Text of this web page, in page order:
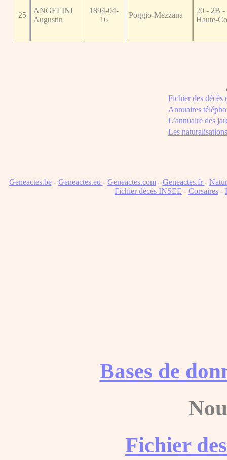
25
ANGELINI
Augustin
1894-04-
16
Poggio-Mezzana
20 - 2B -
Haute-
Fichier des décès
Annuaires
L’annuaire des
Les
Geneactes.be- Geneactes.eu - Geneactes.com- Geneactes.fr -
Fichier décès INSEE - Corsaires -
Bases de
Fichier